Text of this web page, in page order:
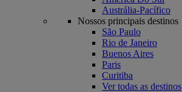
Austrália-Pacífico
Nossos principais destinos
São Paulo
Rio de Janeiro
Buenos Aires
Paris
Curitiba
Ver todas as destinos